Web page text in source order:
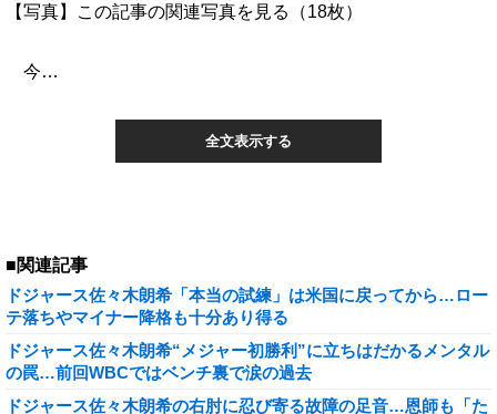
【写真】この記事の関連写真を見る（18枚）
今…
全文表示する
■関連記事
ドジャース佐々木朗希「本当の試練」は米国に戻ってから…ロー
テ落ちやマイナー降格も十分あり得る
ドジャース佐々木朗希“メジャー初勝利”に立ちはだかるメンタル
の罠…前回WBCではベンチ裏で涙の過去
ドジャース佐々木朗希の右肘に忍び寄る故障の足音…恩師も「た